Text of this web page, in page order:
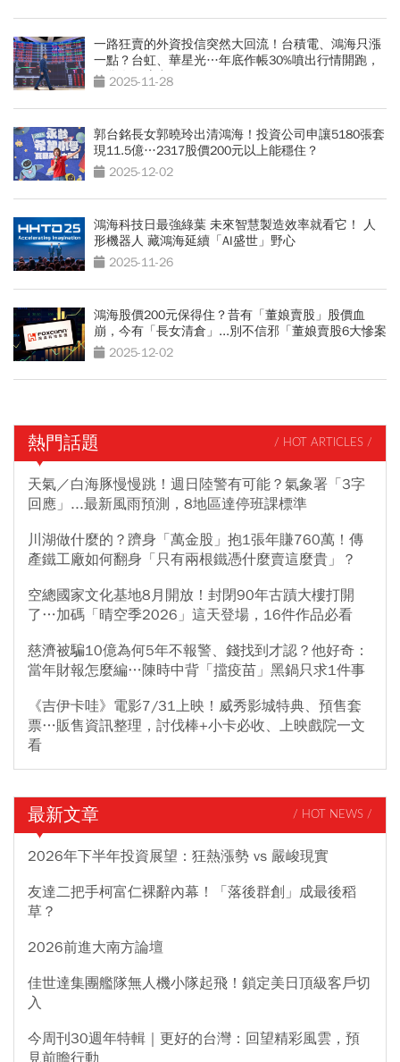
一路狂賣的外資投信突然大回流！台積電、鴻海只漲
一點？台虹、華星光…年底作帳30%噴出行情開跑，
口袋名單流出
2025-11-28
郭台銘長女郭曉玲出清鴻海！投資公司申讓5180張套
現11.5億…2317股價200元以上能穩住？
2025-12-02
鴻海科技日最強綠葉 未來智慧製造效率就看它！ 人
形機器人 藏鴻海延續「AI盛世」野心
2025-11-26
鴻海股價200元保得住？昔有「董娘賣股」股價血
崩，今有「長女清倉」...別不信邪「董娘賣股6大慘案
啟示」
2025-12-02
熱門話題 / HOT ARTICLES /
天氣／白海豚慢慢跳！週日陸警有可能？氣象署「3字
回應」...最新風雨預測，8地區達停班課標準
川湖做什麼的？躋身「萬金股」抱1張年賺760萬！傳
產鐵工廠如何翻身「只有兩根鐵憑什麼賣這麼貴」？
空總國家文化基地8月開放！封閉90年古蹟大樓打開
了…加碼「晴空季2026」這天登場，16件作品必看
慈濟被騙10億為何5年不報警、錢找到才認？他好奇：
當年財報怎麼編…陳時中背「擋疫苗」黑鍋只求1件事
《吉伊卡哇》電影7/31上映！威秀影城特典、預售套
票…販售資訊整理，討伐棒+小卡必收、上映戲院一文
看
最新文章 / HOT NEWS /
2026年下半年投資展望：狂熱漲勢 vs 嚴峻現實
友達二把手柯富仁裸辭內幕！「落後群創」成最後稻
草？
2026前進大南方論壇
佳世達集團艦隊無人機小隊起飛！鎖定美日頂級客戶切
入
今周刊30週年特輯｜更好的台灣：回望精彩風雲，預
見前瞻行動